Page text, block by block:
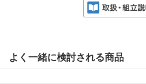
よく一緒に検討される商品